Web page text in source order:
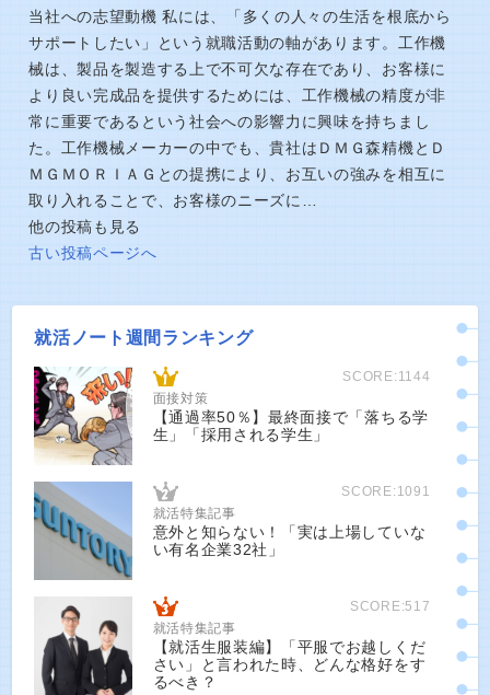
当社への志望動機 私には、「多くの人々の生活を根底から
サポートしたい」という就職活動の軸があります。工作機
械は、製品を製造する上で不可欠な存在であり、お客様に
より良い完成品を提供するためには、工作機械の精度が非
常に重要であるという社会への影響力に興味を持ちまし
た。工作機械メーカーの中でも、貴社はＤＭＧ森精機とＤ
ＭＧＭＯＲＩＡＧとの提携により、お互いの強みを相互に
取り入れることで、お客様のニーズに…
他の投稿も見る
古い投稿ページへ
就活ノート週間ランキング
SCORE:1144
面接対策
【通過率50％】最終面接で「落ちる学
生」「採用される学生」
SCORE:1091
就活特集記事
意外と知らない！「実は上場していな
い有名企業32社」
SCORE:517
就活特集記事
【就活生服装編】「平服でお越しくだ
さい」と言われた時、どんな格好をす
るべき？